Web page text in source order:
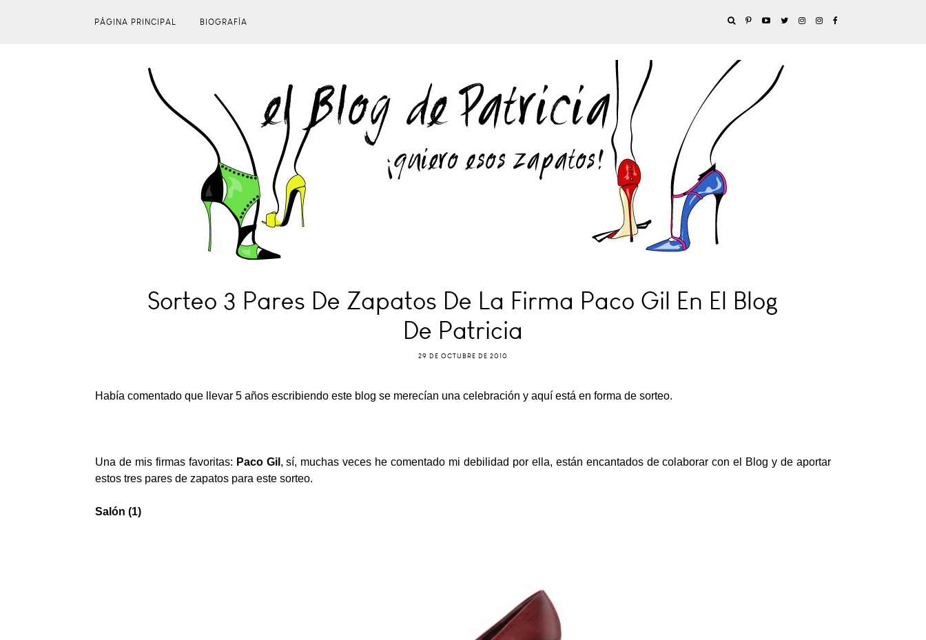
PÁGINA PRINCIPAL BIOGRAFÍA
Sorteo 3 Pares De Zapatos De La Firma Paco Gil En El Blog
De Patricia
29 DE OCTUBRE DE 2010
Había comentado que llevar 5 años escribiendo este blog se merecían una celebración y aquí está en forma de sorteo.
Una de mis firmas favoritas: Paco Gil , sí, muchas veces he comentado mi debilidad por ella, están encantados de colaborar con el Blog y de aportar
estos tres pares de zapatos para este sorteo.
Salón (1)